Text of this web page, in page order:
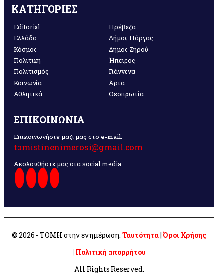
ΚΑΤΗΓΟΡΙΕΣ
Editorial
Ελλάδα
Κόσμος
Πολιτική
Πολιτισμός
Κοινωνία
Αθλητικά
Πρέβεζα
Δήμος Πάργας
Δήμος Ζηρού
Ήπειρος
Γιάννενα
Άρτα
Θεσπρωτία
ΕΠΙΚΟΙΝΩΝΙΑ
Επικοινωνήστε μαζί μας στο e-mail:
tomistinenimerosi@gmail.com
Ακολουθήστε μας στα social media
© 2026 - ΤΟΜΗ στην ενημέρωση. Ταυτότητα| Όροι Χρήσης
| Πολιτική απορρήτου
All Rights Reserved.